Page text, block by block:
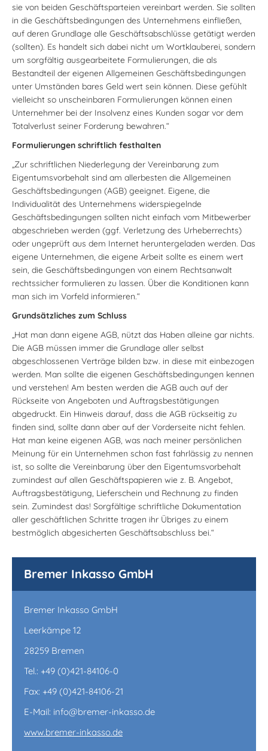
sie von beiden Geschäftsparteien vereinbart werden. Sie sollten
in die Geschäftsbedingungen des Unternehmens einfließen,
auf deren Grundlage alle Geschäftsabschlüsse getätigt werden
(sollten). Es handelt sich dabei nicht um Wortklauberei, sondern
um sorgfältig ausgearbeitete Formulierungen, die als
Bestandteil der eigenen Allgemeinen Geschäftsbedingungen
unter Umständen bares Geld wert sein können. Diese gefühlt
vielleicht so unscheinbaren Formulierungen können einen
Unternehmer bei der Insolvenz eines Kunden sogar vor dem
Totalverlust seiner Forderung bewahren.“
Formulierungen schriftlich festhalten
„Zur schriftlichen Niederlegung der Vereinbarung zum
Eigentumsvorbehalt sind am allerbesten die Allgemeinen
Geschäftsbedingungen (AGB) geeignet. Eigene, die
Individualität des Unternehmens widerspiegelnde
Geschäftsbedingungen sollten nicht einfach vom Mitbewerber
abgeschrieben werden (ggf. Verletzung des Urheberrechts)
oder ungeprüft aus dem Internet heruntergeladen werden. Das
eigene Unternehmen, die eigene Arbeit sollte es einem wert
sein, die Geschäftsbedingungen von einem Rechtsanwalt
rechtssicher formulieren zu lassen. Über die Konditionen kann
man sich im Vorfeld informieren.“
Grundsätzliches zum Schluss
„Hat man dann eigene AGB, nützt das Haben alleine gar nichts.
Die AGB müssen immer die Grundlage aller selbst
abgeschlossenen Verträge bilden bzw. in diese mit einbezogen
werden. Man sollte die eigenen Geschäftsbedingungen kennen
und verstehen! Am besten werden die AGB auch auf der
Rückseite von Angeboten und Auftragsbestätigungen
abgedruckt. Ein Hinweis darauf, dass die AGB rückseitig zu
finden sind, sollte dann aber auf der Vorderseite nicht fehlen.
Hat man keine eigenen AGB, was nach meiner persönlichen
Meinung für ein Unternehmen schon fast fahrlässig zu nennen
ist, so sollte die Vereinbarung über den Eigentumsvorbehalt
zumindest auf allen Geschäftspapieren wie z. B. Angebot,
Auftragsbestätigung, Lieferschein und Rechnung zu finden
sein. Zumindest das! Sorgfältige schriftliche Dokumentation
aller geschäftlichen Schritte tragen ihr Übriges zu einem
bestmöglich abgesicherten Geschäftsabschluss bei.“
Bremer Inkasso GmbH
Bremer Inkasso GmbH
Leerkämpe 12
28259 Bremen
Tel.: +49 (0)421-84106-0
Fax: +49 (0)421-84106-21
E-Mail: info@bremer-inkasso.de
www.bremer-inkasso.de